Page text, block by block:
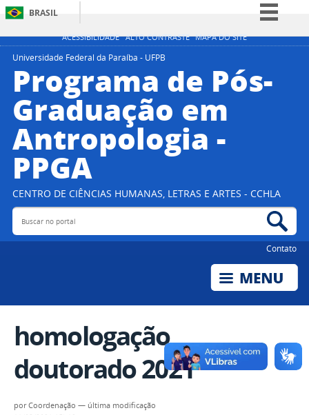
ACESSIBILIDADE ALTO CONTRASTE MAPA DO SITE
BRASIL
Simplifique!
Participe
Legislação
Canais
Universidade Federal da Paraíba - UFPB
Programa de Pós-
Graduação em
Antropologia -
PPGA
CENTRO DE CIÊNCIAS HUMANAS, LETRAS E ARTES - CCHLA
Buscar no portal
Contato
homologação
doutorado 2021
porCoordenação — última modificação